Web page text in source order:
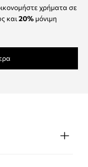
χρήματα σε
και 20% μόνιμη